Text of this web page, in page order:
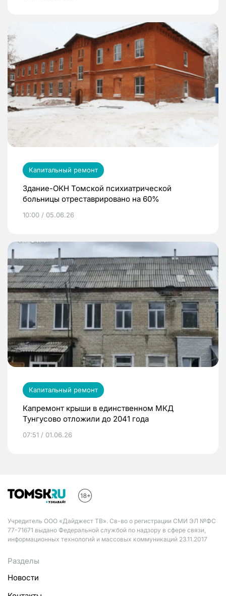
Капитальный ремонт
Здание-ОКН Томской психиатрической
больницы отреставрировано на 60%
10:00 / 05.06.26
Капитальный ремонт
Капремонт крыши в единственном МКД
Тунгусово отложили до 2041 года
07:51 / 01.06.26
Учредитель ООО «Дайджест ТВ». Св-во о регистрации СМИ ЭЛ №ФС
77-71671 выдано Федеральной службой по надзору в сфере связи,
информационных технологий и массовых коммуникаций 23.11.2017
Разделы
Новости